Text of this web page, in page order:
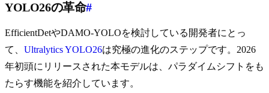
YOLO26の革命#
EfficientDetやDAMO-YOLOを検討している開発者にとっ
て、 Ultralytics YOLO26は究極の進化のステップです。2026
年初頭にリリースされた本モデルは、パラダイムシフトをも
たらす機能を紹介しています。